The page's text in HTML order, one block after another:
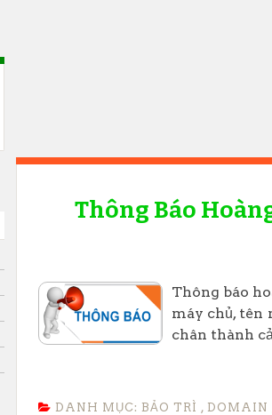
Thông Báo
Thông báo
máy chủ,
chân thành
DANH MỤC: BẢO TRÌ , DOMAIN